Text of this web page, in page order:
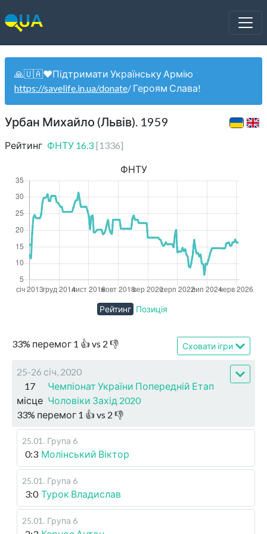
🙏🇺🇦❤️Підтримати Українську Армію
https://savelife.in.ua/donate/ Героям Слава!
Урбан Михайло (Львів). 1959
Рейтинг ФНТУ 16.3 [1336]
33% перемог 1 👍 vs 2 👎 Сховати ігри
25-26 січ, 2020
17
місце
Чемпіонат України Попередній Етап
Чоловіки Захід 2020
33% перемог 1 👍 vs 2 👎
25.01 . Група 6
0:3 Молінський Віктор
25.01 . Група 6
3:0 Турок Владислав
25.01 . Група 6
ФНТУ
Рейтинг Позиція